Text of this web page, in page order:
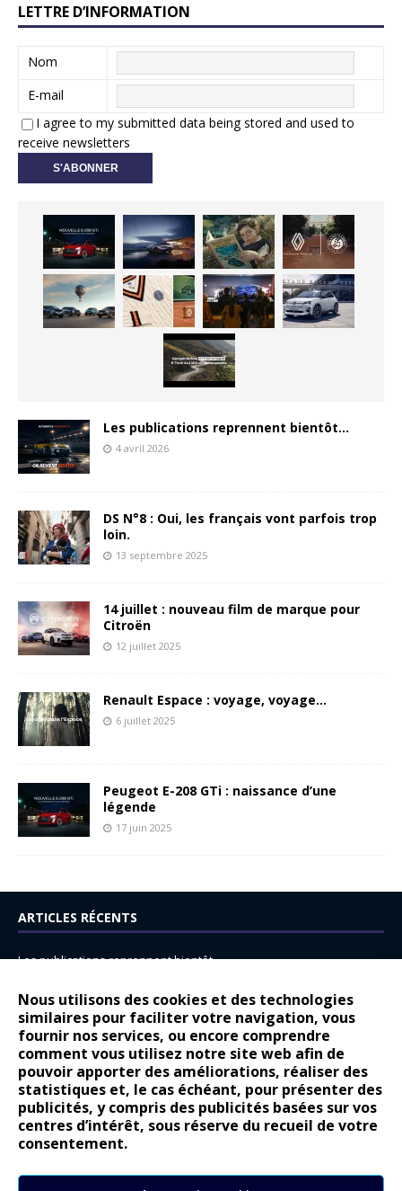
Nous utilisons des cookies et des technologies
similaires pour faciliter votre navigation, vous
fournir nos services, ou encore comprendre
comment vous utilisez notre site web afin de
pouvoir apporter des améliorations, réaliser des
statistiques et, le cas échéant, pour présenter des
publicités, y compris des publicités basées sur vos
centres d’intérêt, sous réserve du recueil de votre
consentement.
LETTRE D’INFORMATION
Nom
E-mail
I agree to my submitted data being stored and used to
receive newsletters
Les publications reprennent bientôt…
4 avril 2026
DS N°8 : Oui, les français vont parfois trop
loin.
13 septembre 2025
14 juillet : nouveau film de marque pour
Citroën
12 juillet 2025
Renault Espace : voyage, voyage…
6 juillet 2025
Peugeot E-208 GTi : naissance d’une
légende
17 juin 2025
ARTICLES RÉCENTS
Les publications reprennent bientôt…
14 juillet : nouveau film de marque pour Citroën
Renault Espace : voyage, voyage…
Peugeot E-208 GTi : naissance d’une légende
COMMENTAIRES RÉCENTS
Bernard Dardartdans
Gilly